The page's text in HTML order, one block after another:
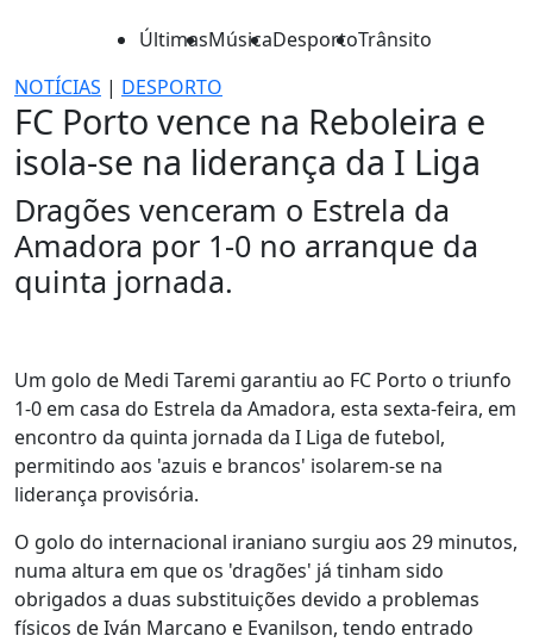
ÚltimasMúsicaDesportoTrânsito
NOTÍCIAS | DESPORTO
FC Porto vence na Reboleira e
isola-se na liderança da I Liga
Dragões venceram o Estrela da
Amadora por 1-0 no arranque da
quinta jornada.
Um golo de Medi Taremi garantiu ao FC Porto o triunfo
1-0 em casa do Estrela da Amadora, esta sexta-feira, em
encontro da quinta jornada da I Liga de futebol,
permitindo aos 'azuis e brancos' isolarem-se na
liderança provisória.
O golo do internacional iraniano surgiu aos 29 minutos,
numa altura em que os 'dragões' já tinham sido
obrigados a duas substituições devido a problemas
físicos de Iván Marcano e Evanilson, tendo entrado